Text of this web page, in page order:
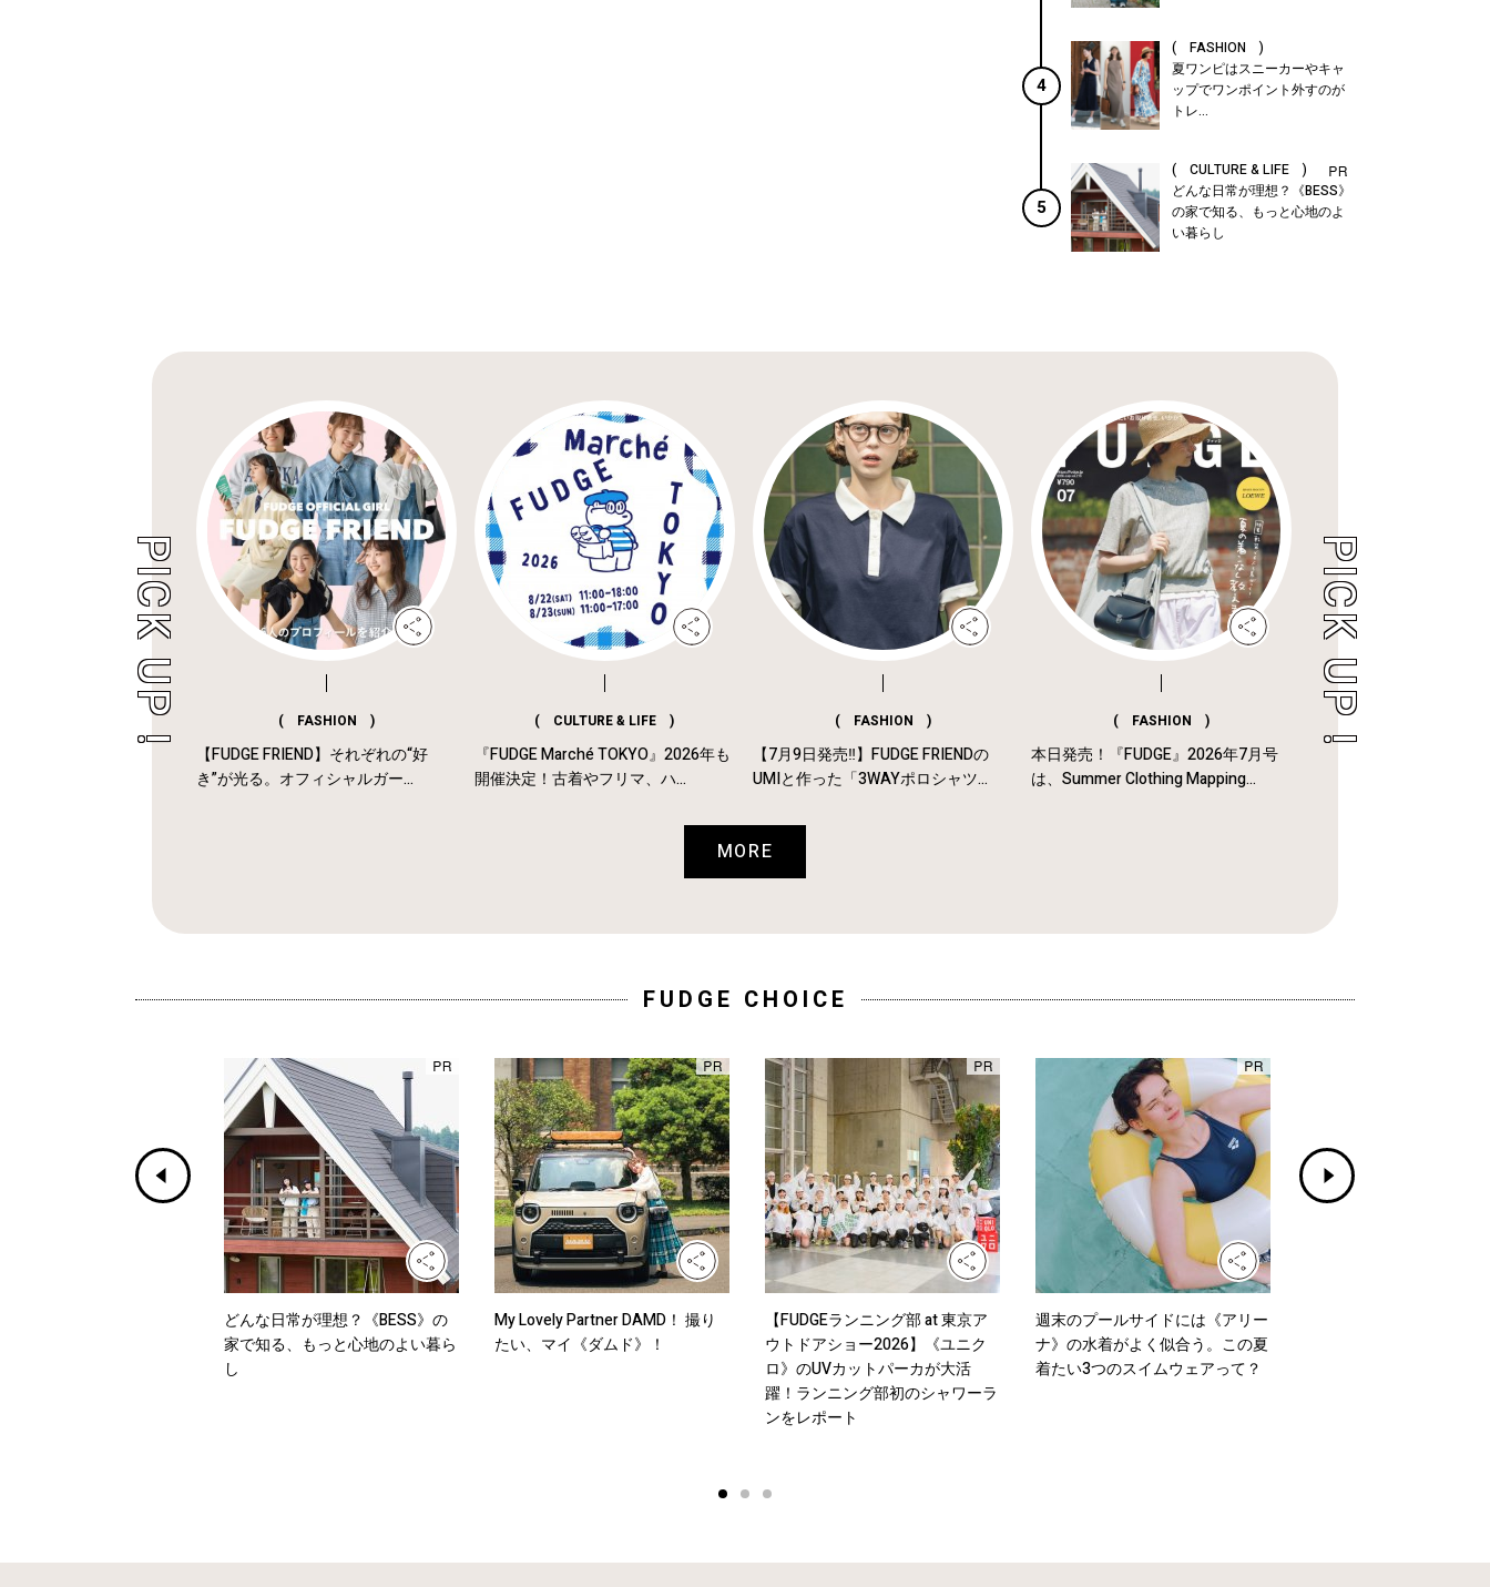
4
( FASHION )
夏ワンピはスニーカーやキャ
ップでワンポイント外すのが
トレ...
5
( CULTURE & LIFE )
どんな日常が理想？《BESS》
の家で知る、もっと心地のよ
い暮らし
( FASHION )
【FUDGE FRIEND】それぞれの“好
き”が光る。オフィシャルガー...
( CULTURE & LIFE )
『FUDGE Marché TOKYO』2026年も
開催決定！古着やフリマ、ハ...
( FASHION )
【7月9日発売‼︎】FUDGE FRIENDの
UMIと作った「3WAYポロシャツ...
( FASHION )
本日発売！『FUDGE』2026年7月号
は、Summer Clothing Mapping...
MORE
FUDGE CHOICE
どんな日常が理想？《BESS》の
家で知る、もっと心地のよい暮ら
し
My Lovely Partner DAMD！ 撮り
たい、マイ《ダムド》！
【FUDGEランニング部 at 東京ア
ウトドアショー2026】《ユニク
ロ》のUVカットパーカが大活
躍！ランニング部初のシャワーラ
ンをレポート
週末のプールサイドには《アリー
ナ》の水着がよく似合う。この夏
着たい3つのスイムウェアって？